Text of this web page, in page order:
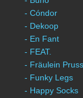
- Cóndor
- Dekoop
- En Fant
- FEAT.
- Fräulein
- Funky Legs
- Happy Socks